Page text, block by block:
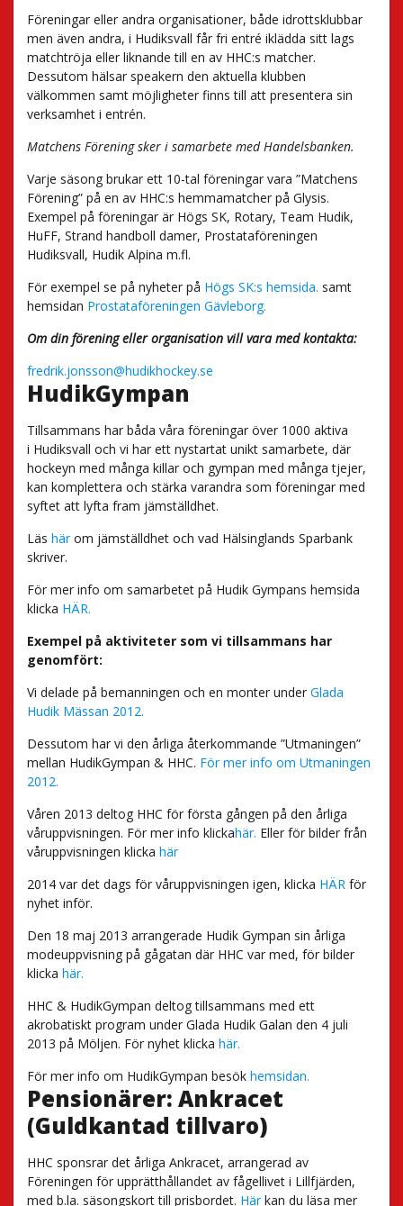
Föreningar eller andra organisationer, både idrottsklubbar
men även andra, i Hudiksvall får fri entré iklädda sitt lags
matchtröja eller liknande till en av HHC:s matcher.
Dessutom hälsar speakern den aktuella klubben
välkommen samt möjligheter finns till att presentera sin
verksamhet i entrén.
Matchens Förening sker i samarbete med Handelsbanken.
Varje säsong brukar ett 10-tal föreningar vara ”Matchens
Förening” på en av HHC:s hemmamatcher på Glysis.
Exempel på föreningar är Högs SK, Rotary, Team Hudik,
HuFF, Strand handboll damer, Prostataföreningen
Hudiksvall, Hudik Alpina m.fl.
För exempel se på nyheter på Högs SK:s hemsida. samt
hemsidan Prostataföreningen Gävleborg.
Om din förening eller organisation vill vara med kontakta:
fredrik.jonsson@hudikhockey.se
HudikGympan
Tillsammans har båda våra föreningar över 1000 aktiva
i Hudiksvall och vi har ett nystartat unikt samarbete, där
hockeyn med många killar och gympan med många tjejer,
kan komplettera och stärka varandra som föreningar med
syftet att lyfta fram jämställdhet.
Läs härom jämställdhet och vad Hälsinglands Sparbank
skriver.
För mer info om samarbetet på Hudik Gympans hemsida
klicka HÄR.
Exempel på aktiviteter som vi tillsammans har
genomfört:
Vi delade på bemanningen och en monter under Glada
Hudik Mässan 2012.
Dessutom har vi den årliga återkommande ”Utmaningen”
mellan HudikGympan & HHC. För mer info om Utmaningen
2012.
Våren 2013 deltog HHC för första gången på den årliga
våruppvisningen. För mer info klickahär. Eller för bilder från
våruppvisningen klicka här
2014 var det dags för våruppvisningen igen, klicka HÄR för
nyhet inför.
Den 18 maj 2013 arrangerade Hudik Gympan sin årliga
modeuppvisning på gågatan där HHC var med, för bilder
klicka här.
HHC & HudikGympan deltog tillsammans med ett
akrobatiskt program under Glada Hudik Galan den 4 juli
2013 på Möljen. För nyhet klicka här.
För mer info om HudikGympan besök hemsidan.
Pensionärer: Ankracet
(Guldkantad tillvaro)
HHC sponsrar det årliga Ankracet, arrangerad av
Föreningen för upprätthållandet av fågellivet i Lillfjärden,
med b.la. säsongskort till prisbordet. Härkan du läsa mer